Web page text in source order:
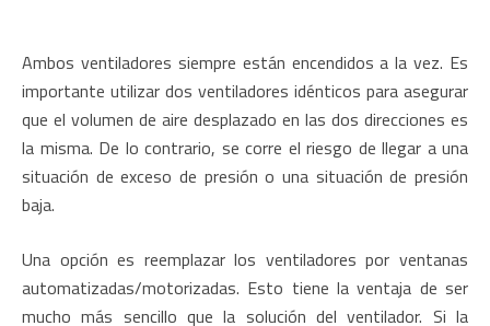
Ambos ventiladores siempre están encendidos a la vez. Es
importante utilizar dos ventiladores idénticos para asegurar
que el volumen de aire desplazado en las dos direcciones es
la misma. De lo contrario, se corre el riesgo de llegar a una
situación de exceso de presión o una situación de presión
baja.
Una opción es reemplazar los ventiladores por ventanas
automatizadas/motorizadas. Esto tiene la ventaja de ser
mucho más sencillo que la solución del ventilador. Si la